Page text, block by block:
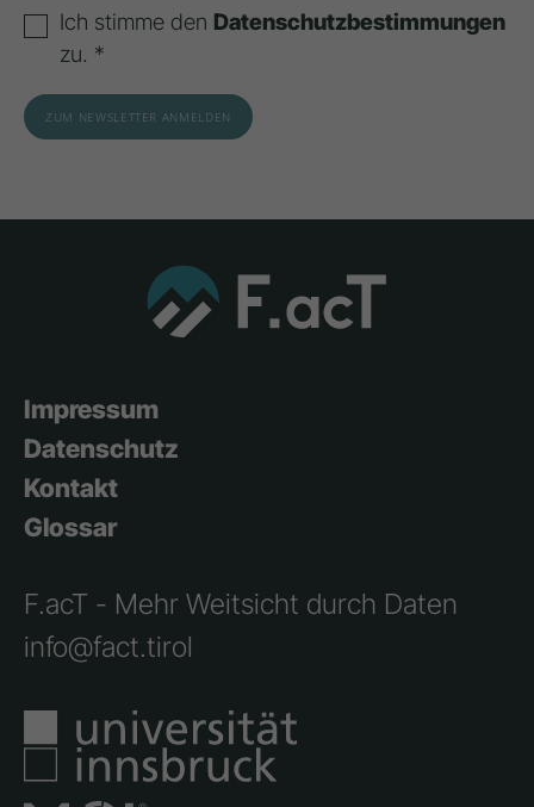
Ich stimme den Datenschutzbestimmungen
zu. *
Impressum
Datenschutz
Kontakt
Glossar
F.acT - Mehr Weitsicht durch Daten
info@fact.tirol